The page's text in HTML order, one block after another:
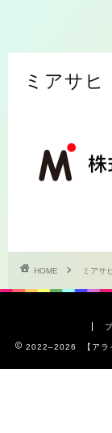
ミアサヒ
HOME ミアサヒ
2022–2026 【アラ